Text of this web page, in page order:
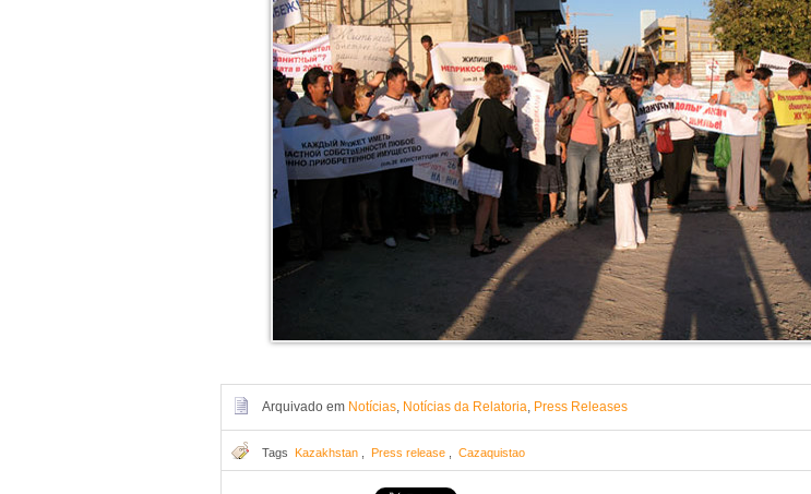
Arquivado em Notícias, Notícias da Relatoria, Press Releases
Tags Kazakhstan Press release Cazaquistao